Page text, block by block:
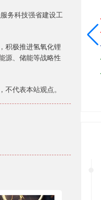
务科技强省建设工
积极推进氢氧化锂
源、储能等战略性
代表本站观点。